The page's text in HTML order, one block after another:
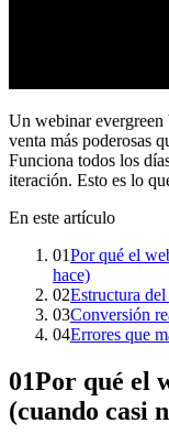
Un webinar evergreen
venta más poderosas
Funciona todos los
iteración. Esto es lo
En este artículo
01Por qué el
hace)
02Estructura
03Conversión
04Errores que
01Por qué el
(cuando casi